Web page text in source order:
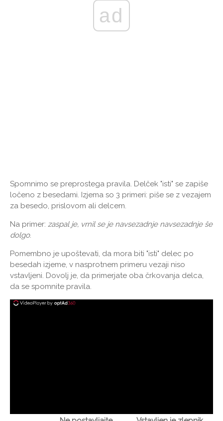
ad
Spomnimo se preprostega pravila. Delček "isti" se zapiše
ločeno z besedami. Izjema so 3 primeri: piše se z vezajem
za besedo, prislovom ali delcem.
Na primer: zaspal je, vrnil se je navsezadnje navsezadnje še
dolgo.
Pomembno je upoštevati, da mora biti "isti" delec po
besedah ​​izjeme, v nasprotnem primeru vezaji niso
vstavljeni. Dovolj je, da primerjate oba črkovanja delca,
da se spomnite pravila.